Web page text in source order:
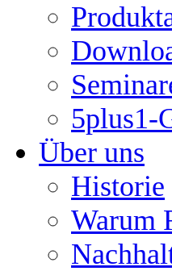
5plus1-
Über uns
Historie
Warum